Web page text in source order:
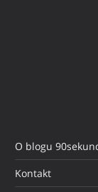
O blogu
Kontakt